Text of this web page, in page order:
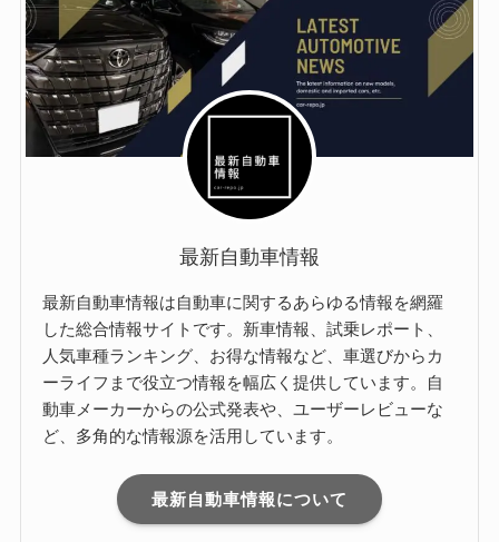
最新自動車情報
最新自動車情報は自動車に関するあらゆる情報を網羅
した総合情報サイトです。新車情報、試乗レポート、
人気車種ランキング、お得な情報など、車選びからカ
ーライフまで役立つ情報を幅広く提供しています。自
動車メーカーからの公式発表や、ユーザーレビューな
ど、多角的な情報源を活用しています。
最新自動車情報について